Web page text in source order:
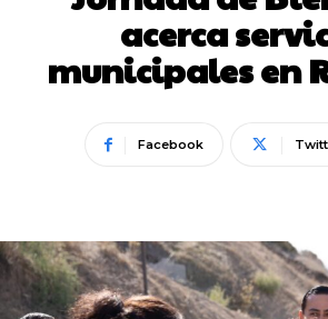
acerca
municipales en
Facebook